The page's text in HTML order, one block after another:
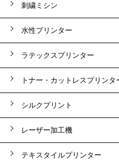
刺繍ミシン
水性プリンター
ラテックスプリンター
トナー・カットレスプリンタ
シルクプリント
レーザー加工機
テキスタイルプリンター